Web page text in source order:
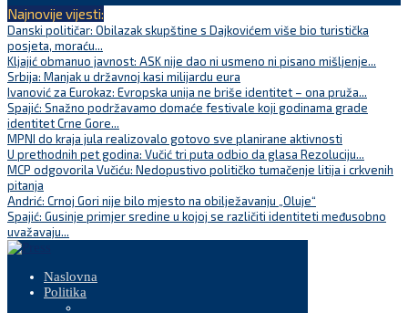
Najnovije vijesti:
Danski političar: Obilazak skupštine s Dajkovićem više bio turistička
posjeta, moraću...
Kljajić obmanuo javnost: ASK nije dao ni usmeno ni pisano mišljenje...
Srbija: Manjak u državnoj kasi milijardu eura
Ivanović za Eurokaz: Evropska unija ne briše identitet – ona pruža...
Spajić: Snažno podržavamo domaće festivale koji godinama grade
identitet Crne Gore...
MPNI do kraja jula realizovalo gotovo sve planirane aktivnosti
U prethodnih pet godina: Vučić tri puta odbio da glasa Rezoluciju...
MCP odgovorila Vučiću: Nedopustivo političko tumačenje litija i crkvenih
pitanja
Andrić: Crnoj Gori nije bilo mjesto na obilježavanju „Oluje“
Spajić: Gusinje primjer sredine u kojoj se različiti identiteti međusobno
uvažavaju...
Naslovna
Politika